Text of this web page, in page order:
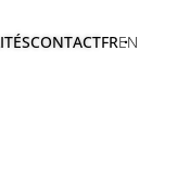
CONTACTFREN